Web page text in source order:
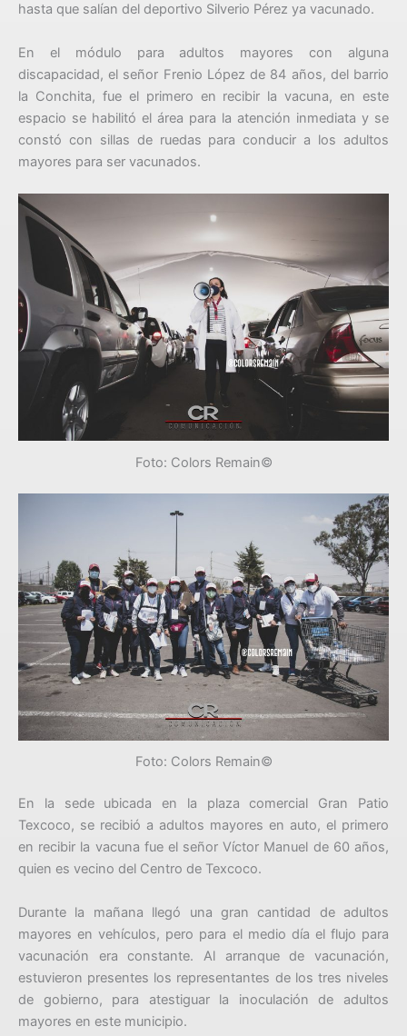
hasta que salían del deportivo Silverio Pérez ya vacunado.
En el módulo para adultos mayores con alguna
discapacidad, el señor Frenio López de 84 años, del barrio
la Conchita, fue el primero en recibir la vacuna, en este
espacio se habilitó el área para la atención inmediata y se
constó con sillas de ruedas para conducir a los adultos
mayores para ser vacunados.
Foto: Colors Remain©
Foto: Colors Remain©
En la sede ubicada en la plaza comercial Gran Patio
Texcoco, se recibió a adultos mayores en auto, el primero
en recibir la vacuna fue el señor Víctor Manuel de 60 años,
quien es vecino del Centro de Texcoco.
Durante la mañana llegó una gran cantidad de adultos
mayores en vehículos, pero para el medio día el flujo para
vacunación era constante. Al arranque de vacunación,
estuvieron presentes los representantes de los tres niveles
de gobierno, para atestiguar la inoculación de adultos
mayores en este municipio.